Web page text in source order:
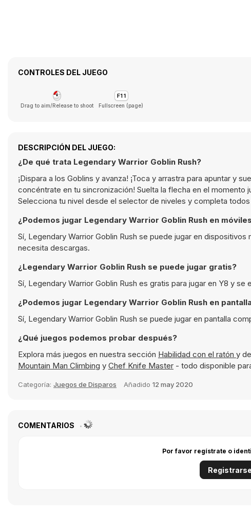
CONTROLES DEL JUEGO
Drag to aim/Release to shoot Fullscreen (page)
DESCRIPCIÓN DEL JUEGO:
¿De qué trata Legendary Warrior Goblin Rush?
¡Dispara a los Goblins y avanza! ¡Toca y arrastra para apuntar y
concéntrate en tu sincronización! Suelta la flecha en el momento
Selecciona tu nivel desde el selector de niveles y completa
¿Podemos jugar Legendary Warrior Goblin Rush en
Sí, Legendary Warrior Goblin Rush se puede jugar en
necesita descargas.
¿Legendary Warrior Goblin Rush se puede jugar gratis?
Sí, Legendary Warrior Goblin Rush es gratis para jugar en Y8 y
¿Podemos jugar Legendary Warrior Goblin Rush en
Sí, Legendary Warrior Goblin Rush se puede jugar en pantalla
¿Qué juegos podemos probar después?
Explora más juegos en nuestra sección Habilidad con el ratón y
Mountain Man Climbing y Chef Knife Master - todo disponible
Categoría: Juegos de Disparos Añadido 12 may 2020
COMENTARIOS
Por favor regístrate o
Registrarse